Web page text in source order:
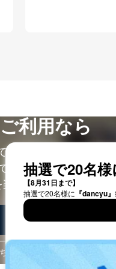
利用なら
冊以上の雑誌
読み放題！
楽しもう！
DOWNLOAD FOR
ら